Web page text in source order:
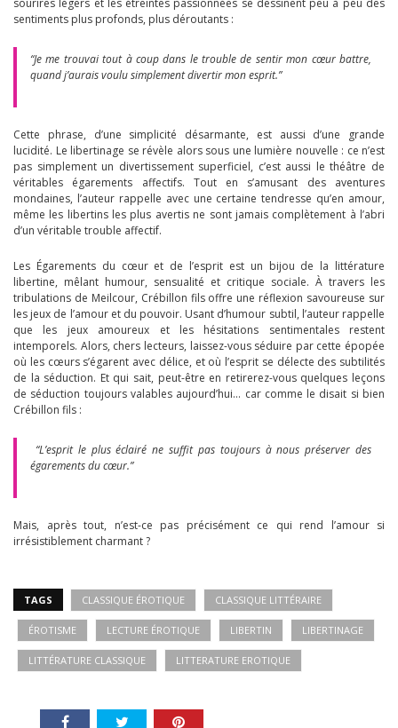
sourires légers et les étreintes passionnées se dessinent peu à peu des
sentiments plus profonds, plus déroutants :
“Je me trouvai tout à coup dans le trouble de sentir mon cœur battre,
quand j’aurais voulu simplement divertir mon esprit.”
Cette phrase, d’une simplicité désarmante, est aussi d’une grande
lucidité. Le libertinage se révèle alors sous une lumière nouvelle : ce n’est
pas simplement un divertissement superficiel, c’est aussi le théâtre de
véritables égarements affectifs. Tout en s’amusant des aventures
mondaines, l’auteur rappelle avec une certaine tendresse qu’en amour,
même les libertins les plus avertis ne sont jamais complètement à l’abri
d’un véritable trouble affectif.
Les Égarements du cœur et de l’esprit est un bijou de la littérature
libertine, mêlant humour, sensualité et critique sociale. À travers les
tribulations de Meilcour, Crébillon fils offre une réflexion savoureuse sur
les jeux de l’amour et du pouvoir. Usant d’humour subtil, l’auteur rappelle
que les jeux amoureux et les hésitations sentimentales restent
intemporels. Alors, chers lecteurs, laissez-vous séduire par cette épopée
où les cœurs s’égarent avec délice, et où l’esprit se délecte des subtilités
de la séduction. Et qui sait, peut-être en retirerez-vous quelques leçons
de séduction toujours valables aujourd’hui… car comme le disait si bien
Crébillon fils :
“L’esprit le plus éclairé ne suffit pas toujours à nous préserver des
égarements du cœur.”
Mais, après tout, n’est-ce pas précisément ce qui rend l’amour si
irrésistiblement charmant ?
TAGS CLASSIQUE ÉROTIQUE CLASSIQUE LITTÉRAIRE
ÉROTISME LECTURE ÉROTIQUE LIBERTIN LIBERTINAGE
LITTÉRATURE CLASSIQUE LITTERATURE EROTIQUE